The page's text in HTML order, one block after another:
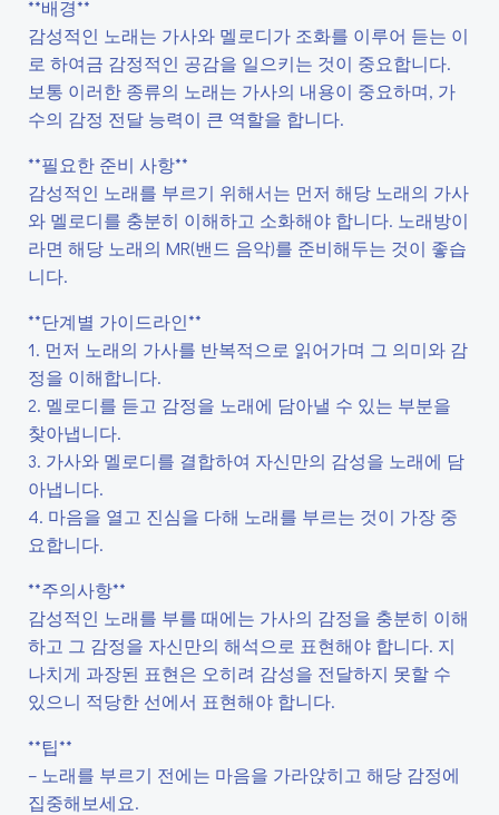
**배경**
감성적인 노래는 가사와 멜로디가 조화를 이루어 듣는 이
로 하여금 감정적인 공감을 일으키는 것이 중요합니다.
보통 이러한 종류의 노래는 가사의 내용이 중요하며, 가
수의 감정 전달 능력이 큰 역할을 합니다.
**필요한 준비 사항**
감성적인 노래를 부르기 위해서는 먼저 해당 노래의 가사
와 멜로디를 충분히 이해하고 소화해야 합니다. 노래방이
라면 해당 노래의 MR(밴드 음악)를 준비해두는 것이 좋습
니다.
**단계별 가이드라인**
1. 먼저 노래의 가사를 반복적으로 읽어가며 그 의미와 감
정을 이해합니다.
2. 멜로디를 듣고 감정을 노래에 담아낼 수 있는 부분을
찾아냅니다.
3. 가사와 멜로디를 결합하여 자신만의 감성을 노래에 담
아냅니다.
4. 마음을 열고 진심을 다해 노래를 부르는 것이 가장 중
요합니다.
**주의사항**
감성적인 노래를 부를 때에는 가사의 감정을 충분히 이해
하고 그 감정을 자신만의 해석으로 표현해야 합니다. 지
나치게 과장된 표현은 오히려 감성을 전달하지 못할 수
있으니 적당한 선에서 표현해야 합니다.
**팁**
– 노래를 부르기 전에는 마음을 가라앉히고 해당 감정에
집중해보세요.